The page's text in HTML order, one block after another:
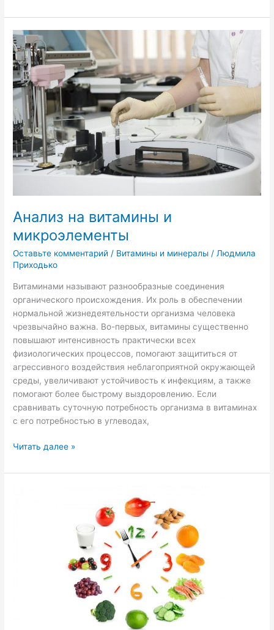
Анализ на витамины и
микроэлементы
Оставьте комментарий / Витамины и минералы /Людмила
Приходько
Витаминами называют разнообразные соединения
органического происхождения. Их роль в обеспечении
нормальной жизнедеятельности организма человека
чрезвычайно важна. Во-первых, витамины существенно
повышают интенсивность практически всех
физиологических процессов, помогают защититься от
агрессивного воздействия неблагоприятной окружающей
среды, увеличивают устойчивость к инфекциям, а также
помогают более быстрому выздоровлению. Если
сравнивать суточную потребность организма в витаминах
с его потребностью в углеводах,
Анализ
на
витамины
и
микроэлементы
Читать далее »